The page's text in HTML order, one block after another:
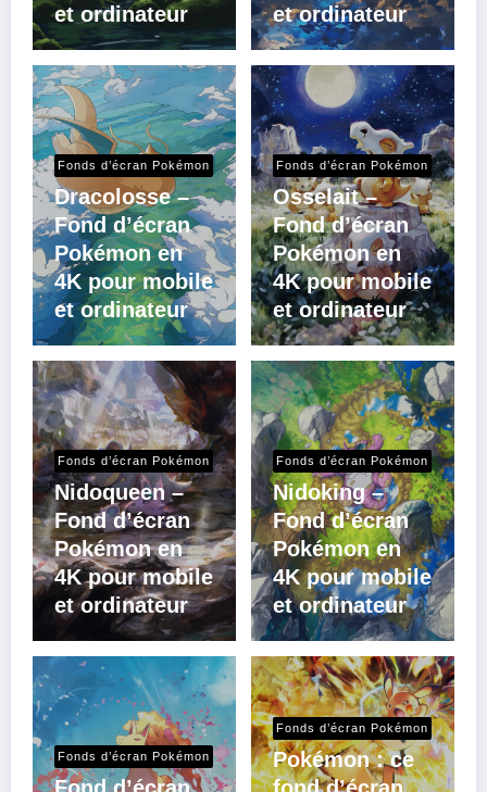
et ordinateur
et ordinateur
Fonds d’écran Pokémon
Dracolosse –
Fond d’écran
Pokémon en
4K pour mobile
et ordinateur
Fonds d’écran Pokémon
Osselait –
Fond d’écran
Pokémon en
4K pour mobile
et ordinateur
Fonds d’écran Pokémon
Nidoqueen –
Fond d’écran
Pokémon en
4K pour mobile
et ordinateur
Fonds d’écran Pokémon
Nidoking –
Fond d’écran
Pokémon en
4K pour mobile
et ordinateur
Fonds d’écran Pokémon
Fonds d’écran Pokémon
Pokémon : ce